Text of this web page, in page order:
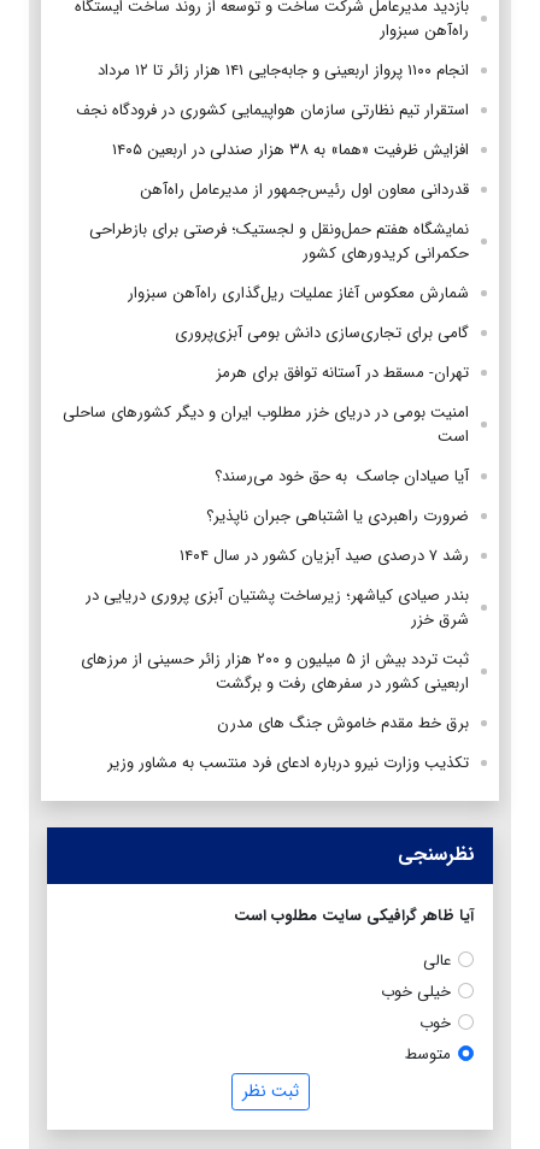
بازدید مدیرعامل شرکت ساخت و توسعه از روند ساخت ایستگاه
راه‌آهن سبزوار
انجام ۱۱۰۰ پرواز اربعینی و جابه‌جایی ۱۴۱ هزار زائر تا ۱۲ مرداد
استقرار تیم‌ نظارتی سازمان هواپیمایی کشوری در فرودگاه نجف
افزایش ظرفیت «هما» به ۳۸ هزار صندلی در اربعین ۱۴۰۵
قدردانی معاون اول رئیس‌جمهور از مدیرعامل راه‌آهن
نمایشگاه هفتم حمل‌ونقل و لجستیک؛ فرصتی برای بازطراحی
حکمرانی کریدورهای کشور
شمارش معکوس آغاز عملیات ریل‌گذاری راه‌آهن سبزوار
گامی برای تجاری‌سازی دانش بومی آبزی‌پروری
تهران- مسقط در آستانه توافق برای هرمز
امنیت بومی در دریای خزر مطلوب ایران و دیگر کشورهای ساحلی
است
آیا صیادان جاسک به حق خود می‌رسند؟
ضرورت راهبردی یا اشتباهی جبران ناپذیر؟
رشد ۷ درصدی صید آبزیان کشور در سال ۱۴۰۴
بندر صیادی کیاشهر؛ زیرساخت پشتیان آبزی پروری دریایی در
شرق خزر
ثبت تردد بیش از ۵ میلیون و ۲۰۰ هزار زائر حسینی از مرزهای
اربعینی کشور در سفرهای رفت و برگشت
برق خط مقدم خاموش جنگ های مدرن
تکذیب وزارت نیرو درباره ادعای فرد منتسب به مشاور وزیر
نظرسنجی
آیا ظاهر گرافیکی سایت مطلوب است
عالی
خیلی خوب
خوب
متوسط
ثبت نظر